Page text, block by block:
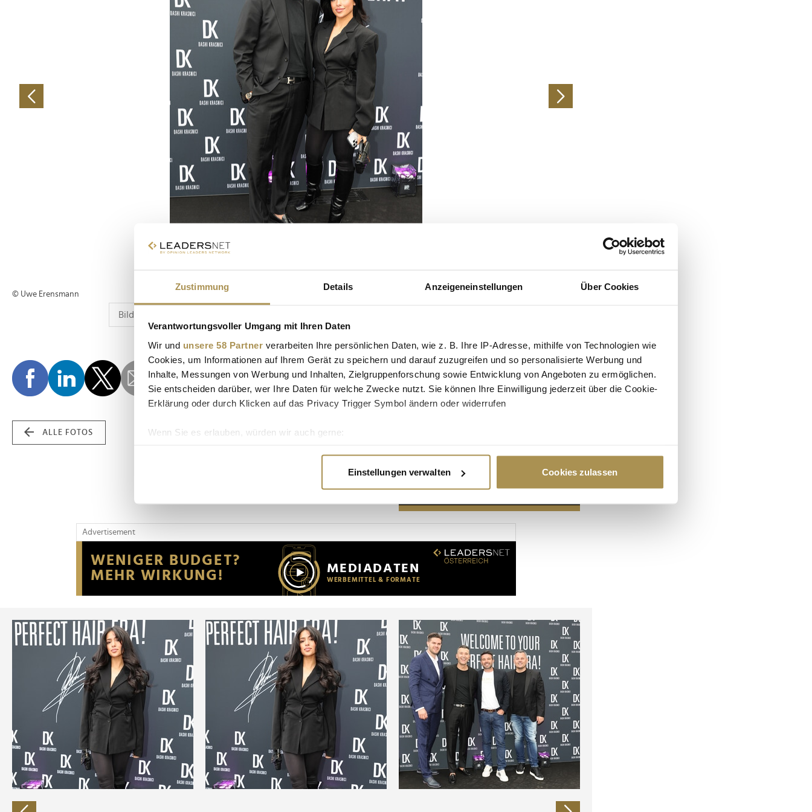
Zustimmung Details Anzeigeneinstellungen Über Cookies
Verantwortungsvoller Umgang mit Ihren Daten
Wir und unsere 58 Partner verarbeiten Ihre persönlichen Daten, wie z. B. Ihre IP-Adresse, mithilfe von Technologien wie
Cookies, um Informationen auf Ihrem Gerät zu speichern und darauf zuzugreifen und so personalisierte Werbung und
Inhalte, Messungen von Werbung und Inhalten, Zielgruppenforschung sowie Entwicklung von Angeboten zu ermöglichen.
Sie entscheiden darüber, wer Ihre Daten für welche Zwecke nutzt. Sie können Ihre Einwilligung jederzeit über die Cookie-
Erklärung oder durch Klicken auf das Privacy Trigger Symbol ändern oder widerrufen
Wenn Sie es erlauben, würden wir auch gerne:
Erfahren Sie mehr darüber, wie Ihre persönlichen Daten verarbeitet werden, und legen Sie Ihre Präferenzen im
Wir verwenden Cookies, um Inhalte und Anzeigen zu personalisieren, Funktionen für soziale Medien anbieten zu können
Website an unsere Partner für soziale Medien, Werbung und Analysen weiter. Unsere Partner führen diese Informationen
möglicherweise mit weiteren Daten zusammen, die Sie ihnen bereitgestellt haben oder die sie im Rahmen Ihrer Nutzung
der Dienste gesammelt haben.
Einstellungen verwalten Cookies zulassen
© Uwe Erensmann
ALLE FOTOS
Advertisement
Advertisement